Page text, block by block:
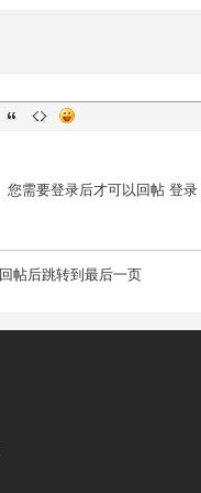
您需要登录后才可以回帖 登录|
回帖后跳转到最后一页